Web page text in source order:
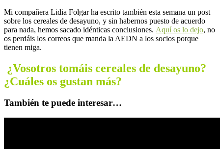
Mi compañera Lidia Folgar ha escrito también esta semana un post
sobre los cereales de desayuno, y sin habernos puesto de acuerdo
para nada, hemos sacado idénticas conclusiones. Aquí os lo dejo, no
os perdáis los correos que manda la AEDN a los socios porque
tienen miga.
¿Vosotros tomáis cereales de desayuno?
¿Cuáles os gustan más?
También te puede interesar…